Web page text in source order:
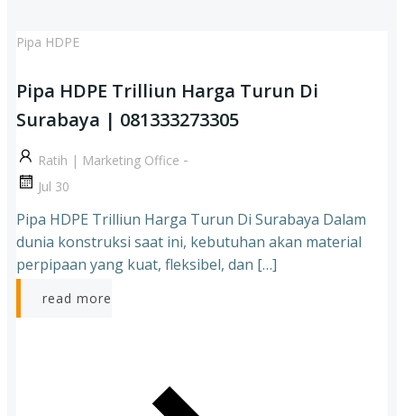
Pipa HDPE
Pipa HDPE Trilliun Harga Turun Di
Surabaya | 081333273305
Ratih | Marketing Office -
Jul 30
Pipa HDPE Trilliun Harga Turun Di Surabaya Dalam
dunia konstruksi saat ini, kebutuhan akan material
perpipaan yang kuat, fleksibel, dan […]
read more